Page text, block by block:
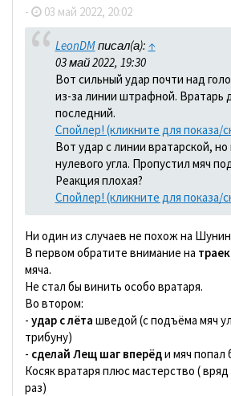
- 03 май 2022, 20:02
LeonDMписал(а): ↑
03 май 2022, 19:30
Вот сильный удар почти над
из-за линии штрафной. Вратарь
последний.
Спойлер! (кликните для показа/
Вот удар с линии вратарской, но
нулевого угла. Пропустил мяч
Реакция плохая?
Спойлер! (кликните для показа/
Ни один из случаев не похож на
В первом обратите внимание на
мяча.
Не стал бы винить особо вратаря.
Во втором:
- удар с лёта шведой (с подъёма мяч
трибуну)
- сделай Лещ шаг вперёди мяч попал
Косяк вратаря плюс мастерство (
раз)